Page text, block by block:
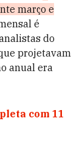
março e
é
do
projetavam
anual era
com 11